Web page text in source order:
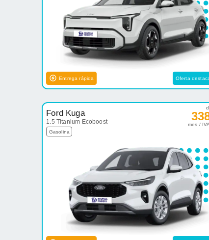
Entrega rápida Oferta
Ford Kuga
1.5 Titanium Ecoboost
Gasolina
mes /